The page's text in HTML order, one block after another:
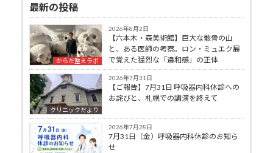
最新の投稿
からだ整えラボ
2026年8月2日
【六本木・森美術館】巨大な骸骨の山
と、ある医師の考察。ロン・ミュエク展
で覚えた猛烈な「違和感」の正体
クリニックだより
2026年7月31日
【ご報告】7月31日 呼吸器内科休診への
お詫びと、札幌での講演を終えて
2026年7月28日
7月31日（金）呼吸器内科休診のお知ら
せ